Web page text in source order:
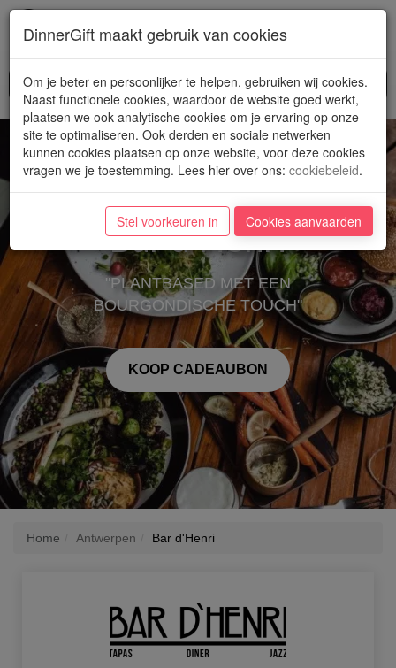
Bar d'Henri
"PLANTBASED MET EEN
BOURGONDISCHE TOUCH"
KOOP CADEAUBON
Home Antwerpen Bar d'Henri
DinnerGift maakt gebruik van cookies
Om je beter en persoonlijker te helpen, gebruiken wij cookies.
Naast functionele cookies, waardoor de website goed werkt,
plaatsen we ook analytische cookies om je ervaring op onze
site te optimaliseren. Ook derden en sociale netwerken
kunnen cookies plaatsen op onze website, voor deze cookies
vragen we je toestemming. Lees hier over ons: cookiebeleid.
Stel voorkeuren in Cookies aanvaarden